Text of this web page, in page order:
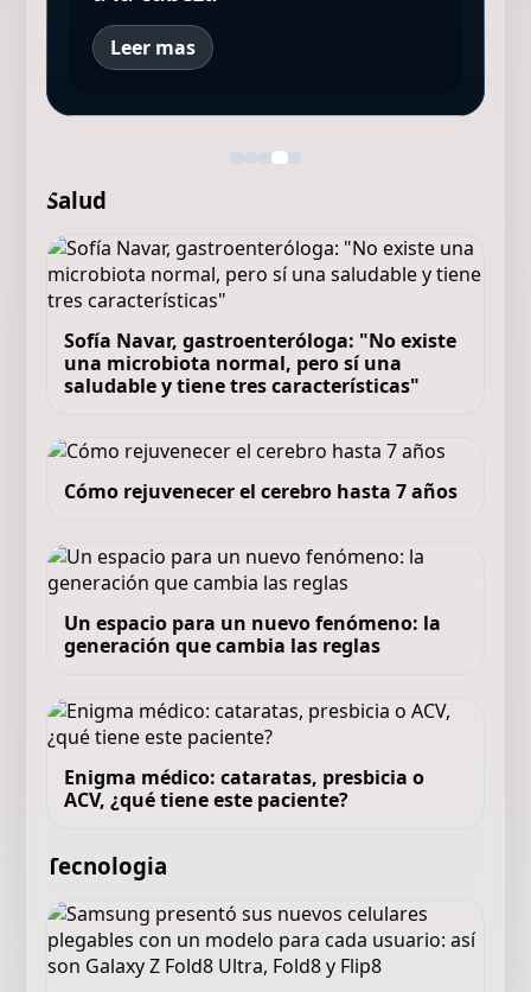
Leer mas
Salud
Sofía Navar, gastroenteróloga: "No existe
una microbiota normal, pero sí una
saludable y tiene tres características"
Cómo rejuvenecer el cerebro hasta 7 años
Un espacio para un nuevo fenómeno: la
generación que cambia las reglas
Enigma médico: cataratas, presbicia o
ACV, ¿qué tiene este paciente?
Tecnologia